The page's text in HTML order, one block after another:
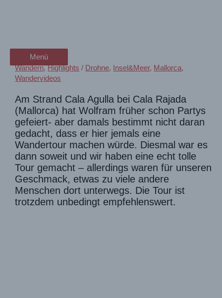
Menü
Menü
Wandern,Highlights / Drohne, Insel&Meer, Mallorca,
Wandervideos
Am Strand Cala Agulla bei Cala Rajada
(Mallorca) hat Wolfram früher schon Partys
gefeiert- aber damals bestimmt nicht daran
gedacht, dass er hier jemals eine
Wandertour machen würde. Diesmal war es
dann soweit und wir haben eine echt tolle
Tour gemacht – allerdings waren für unseren
Geschmack, etwas zu viele andere
Menschen dort unterwegs. Die Tour ist
trotzdem unbedingt empfehlenswert.